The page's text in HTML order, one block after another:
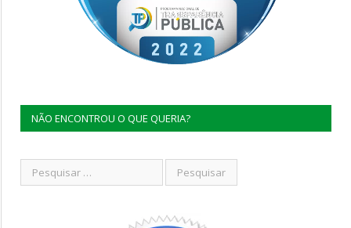
NÃO ENCONTROU O QUE QUERIA?